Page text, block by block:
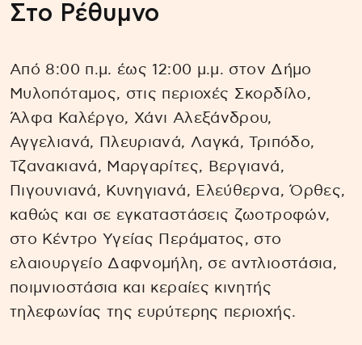
Στο Ρέθυμνο
Από 8:00 π.μ. έως 12:00 μ.μ. στον Δήμο
Μυλοπόταμος, στις περιοχές Σκορδίλο,
Άλφα Καλέργο, Χάνι Αλεξάνδρου,
Αγγελιανά, Πλευριανά, Λαγκά, Τριπόδο,
Τζανακιανά, Μαργαρίτες, Βεργιανά,
Πιγουνιανά, Κυνηγιανά, Ελεύθερνα, Όρθες,
καθώς και σε εγκαταστάσεις ζωοτροφών,
στο Κέντρο Υγείας Περάματος, στο
ελαιουργείο Δαφνομήλη, σε αντλιοστάσια,
ποιμνιοστάσια και κεραίες κινητής
τηλεφωνίας της ευρύτερης περιοχής.